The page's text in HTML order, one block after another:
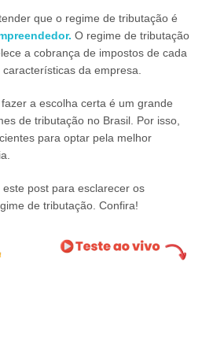
que o regime de tributação é
O regime de tributação
a cobrança de impostos de cada
da empresa.
a escolha certa é um grande
de tributação no Brasil. Por isso,
para optar pela melhor
post para esclarecer os
de tributação. Confira!